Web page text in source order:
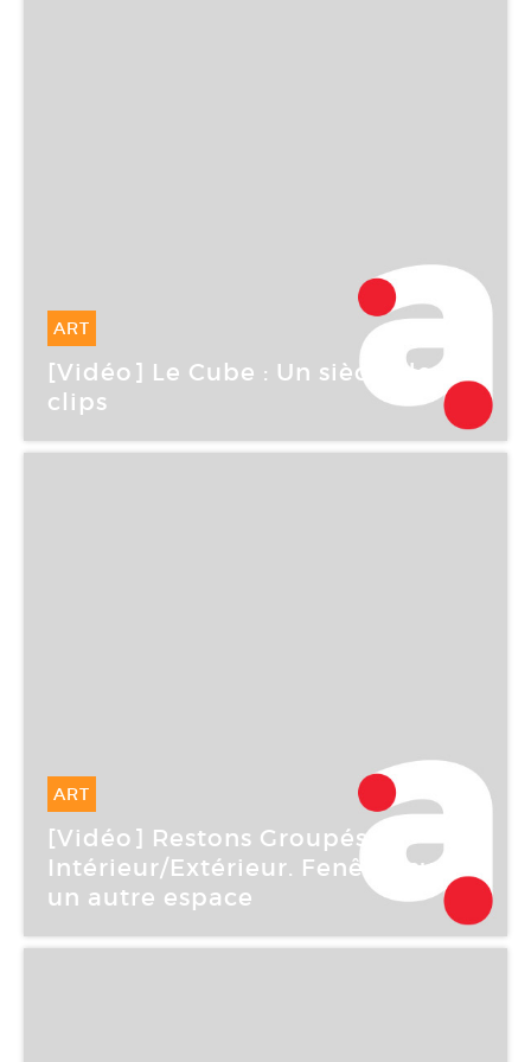
ART
14 Mai -14 Mai 2006
[Vidéo] Le Cube : Un siècle de
clips
ART
14 Mai -14 Mai 2006
[Vidéo] Restons Groupés :
Intérieur/Extérieur. Fenêtre sur
un autre espace